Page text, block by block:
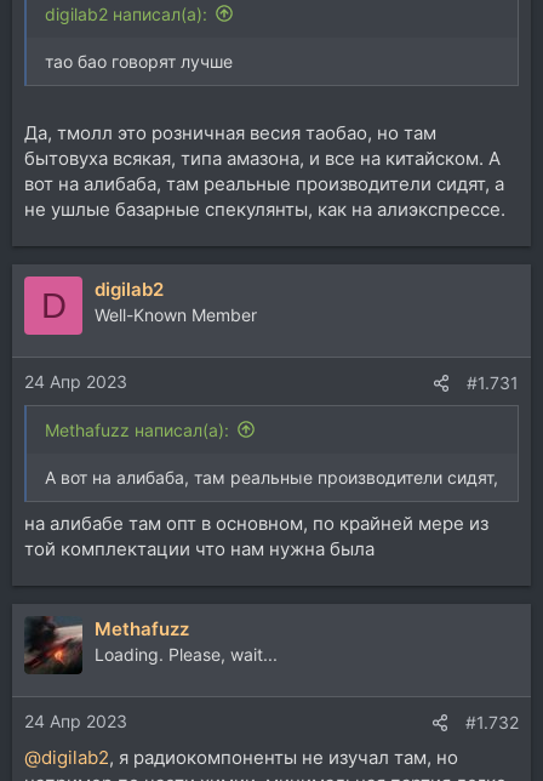
digilab2 написал(а):
тао бао говорят лучше
Да, тмолл это розничная весия таобао, но там
бытовуха всякая, типа амазона, и все на китайском. А
вот на алибаба, там реальные производители сидят, а
не ушлые базарные спекулянты, как на алиэкспрессе.
D digilab2
Well-Known Member
24 Апр 2023 #1.731
Methafuzz написал(а):
А вот на алибаба, там реальные производители сидят,
на алибабе там опт в основном, по крайней мере из
той комплектации что нам нужна была
Methafuzz
Loading. Please, wait...
24 Апр 2023 #1.732
@digilab2, я радиокомпоненты не изучал там, но